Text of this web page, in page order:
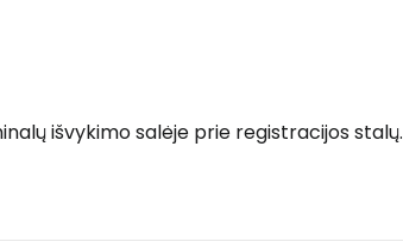
išvykimo salėje prie registracijos stalų.